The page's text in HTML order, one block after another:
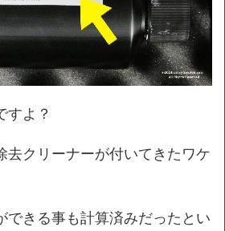
すよ？
去クリーナーが付いてきたワケ
できる事も計算済みだったとい